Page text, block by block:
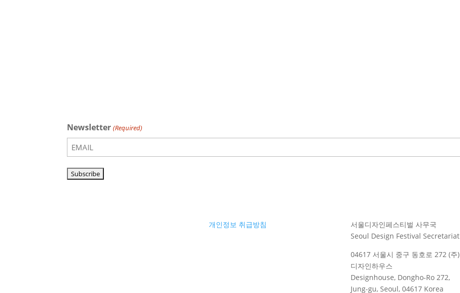
Newsletter (Required)
개인정보 취급방침
서울디자인페스티벌 사무국
Seoul Design Festival Secretariat
04617 서울시 중구 동호로 272 (주)
디자인하우스
Designhouse, Dongho-Ro 272,
Jung-gu, Seoul, 04617 Korea